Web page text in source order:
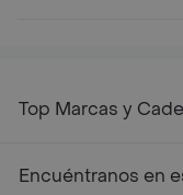
Top Marcas y
Encuéntranos en